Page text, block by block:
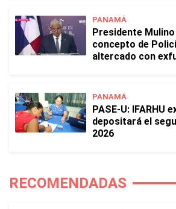
PANAMÁ
Presidente
concepto de
altercado con
PANAMÁ
PASE-U: IFARHU
depositará el
2026
RECOMENDADAS